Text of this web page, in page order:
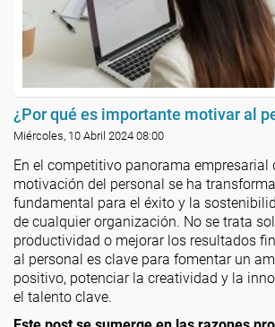
¿Por qué es importante motivar al
Miércoles, 10 Abril 2024 08:00
En el competitivo panorama empresarial
motivación del personal se ha
fundamental para el éxito y la
de cualquier organización. No se trata
productividad o mejorar los resultados
al personal es clave para fomentar un
positivo, potenciar la creatividad y la
el talento clave.